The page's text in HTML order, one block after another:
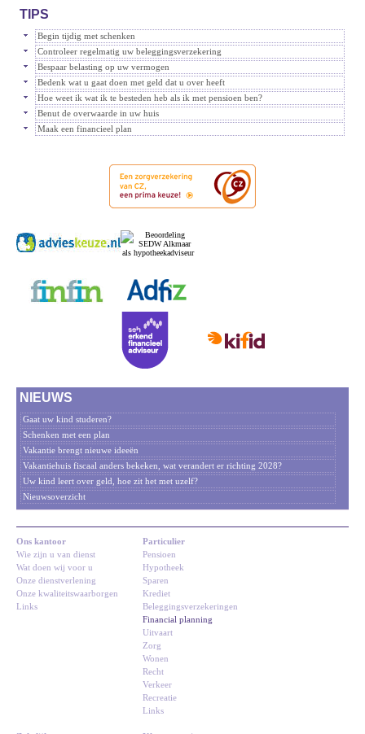
TIPS
Begin tijdig met schenken
Controleer regelmatig uw beleggingsverzekering
Bespaar belasting op uw vermogen
Bedenk wat u gaat doen met geld dat u over heeft
Hoe weet ik wat ik te besteden heb als ik met pensioen ben?
Benut de overwaarde in uw huis
Maak een financieel plan
NIEUWS
Gaat uw kind studeren?
Schenken met een plan
Vakantie brengt nieuwe ideeën
Vakantiehuis fiscaal anders bekeken, wat verandert er richting 2028?
Uw kind leert over geld, hoe zit het met uzelf?
Nieuwsoverzicht
Ons kantoor
Wie zijn u van dienst
Wat doen wij voor u
Onze dienstverlening
Onze kwaliteitswaarborgen
Links
Particulier
Pensioen
Hypotheek
Sparen
Krediet
Beleggingsverzekeringen
Financial planning
Uitvaart
Zorg
Wonen
Recht
Verkeer
Recreatie
Links